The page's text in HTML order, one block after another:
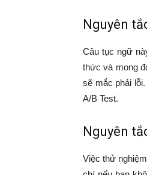
Nguyên
Câu tục ngữ
thức và mong
sẽ mắc phải
A/B Test.
Nguyên
Việc thử